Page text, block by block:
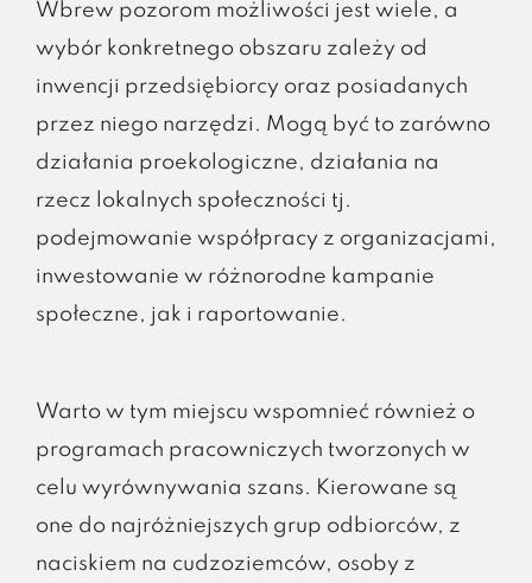
Wbrew pozorom możliwości jest wiele, a
wybór konkretnego obszaru zależy od
inwencji przedsiębiorcy oraz posiadanych
przez niego narzędzi. Mogą być to zarówno
działania proekologiczne, działania na
rzecz lokalnych społeczności tj.
podejmowanie współpracy z organizacjami,
inwestowanie w różnorodne kampanie
społeczne, jak i raportowanie.
Warto w tym miejscu wspomnieć również o
programach pracowniczych tworzonych w
celu wyrównywania szans. Kierowane są
one do najróżniejszych grup odbiorców, z
naciskiem na cudzoziemców, osoby z